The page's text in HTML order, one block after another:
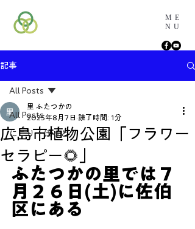
ME
NU
記事
All Posts
にこり・ほっと
All Posts
広島市植物公園「フラワー
セラピー🌻」
里 ふたつかの
2025年8月7日 読了時間: 1分
ふたつかの里では７
月２６日(土)に佐伯
区にある